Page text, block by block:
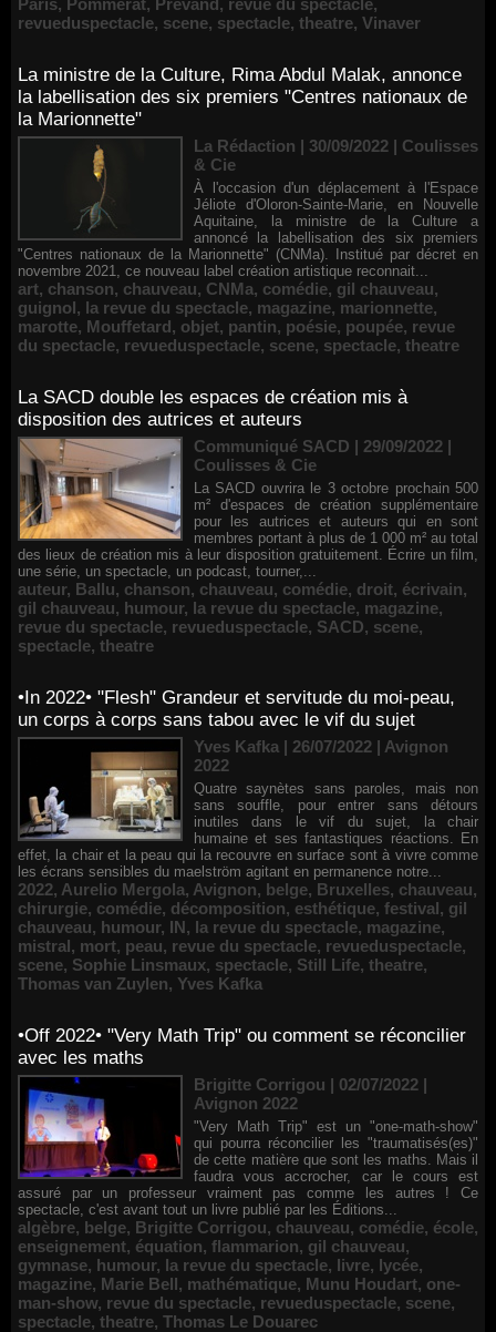
Paris, Pommerat, Prévand , revue du spectacle,
revueduspectacle, scene, spectacle, theatre, Vinaver
La ministre de la Culture, Rima Abdul Malak, annonce
la labellisation des six premiers "Centres nationaux de
la Marionnette"
La Rédaction | 30/09/2022 | Coulisses
& Cie
À l'occasion d'un déplacement à l'Espace
Jéliote d'Oloron-Sainte-Marie, en Nouvelle
Aquitaine, la ministre de la Culture a
annoncé la labellisation des six premiers
"Centres nationaux de la Marionnette" (CNMa). Institué par décret en
novembre 2021, ce nouveau label création artistique reconnait...
art, chanson, chauveau, CNMa, comédie, gil chauveau,
guignol, la revue du spectacle, magazine, marionnette,
marotte, Mouffetard, objet, pantin, poésie, poupée, revue
du spectacle, revueduspectacle, scene, spectacle, theatre
La SACD double les espaces de création mis à
disposition des autrices et auteurs
Communiqué SACD | 29/09/2022 |
Coulisses & Cie
La SACD ouvrira le 3 octobre prochain 500
m² d'espaces de création supplémentaire
pour les autrices et auteurs qui en sont
membres portant à plus de 1 000 m² au total
des lieux de création mis à leur disposition gratuitement. Écrire un film,
une série, un spectacle, un podcast, tourner,...
auteur, Ballu, chanson, chauveau, comédie, droit, écrivain,
gil chauveau, humour, la revue du spectacle, magazine,
revue du spectacle, revueduspectacle, SACD, scene,
spectacle, theatre
•In 2022• "Flesh" Grandeur et servitude du moi-peau,
un corps à corps sans tabou avec le vif du sujet
Yves Kafka | 26/07/2022 | Avignon
2022
Quatre saynètes sans paroles, mais non
sans souffle, pour entrer sans détours
inutiles dans le vif du sujet, la chair
humaine et ses fantastiques réactions. En
effet, la chair et la peau qui la recouvre en surface sont à vivre comme
les écrans sensibles du maelström agitant en permanence notre...
2022, Aurelio Mergola, Avignon, belge, Bruxelles, chauveau,
chirurgie, comédie, décomposition, esthétique, festival, gil
chauveau, humour, IN, la revue du spectacle, magazine,
mistral, mort, peau, revue du spectacle, revueduspectacle,
scene, Sophie Linsmaux, spectacle, Still Life, theatre,
Thomas van Zuylen, Yves Kafka
•Off 2022• "Very Math Trip" ou comment se réconcilier
avec les maths
Brigitte Corrigou | 02/07/2022 |
Avignon 2022
"Very Math Trip" est un "one-math-show"
qui pourra réconcilier les "traumatisés(es)"
de cette matière que sont les maths. Mais il
faudra vous accrocher, car le cours est
assuré par un professeur vraiment pas comme les autres ! Ce
spectacle, c'est avant tout un livre publié par les Éditions...
algèbre, belge, Brigitte Corrigou, chauveau, comédie, école,
enseignement, équation, flammarion, gil chauveau,
gymnase, humour, la revue du spectacle, livre, lycée,
magazine, Marie Bell, mathématique, Munu Houdart, one-
man-show, revue du spectacle, revueduspectacle, scene,
spectacle, theatre, Thomas Le Douarec